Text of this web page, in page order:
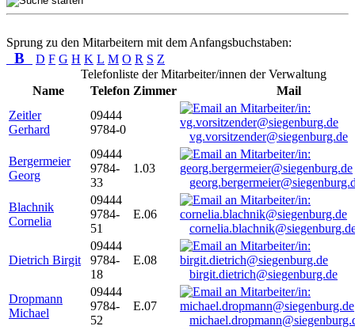
Sprung zu den Mitarbeitern mit dem Anfangsbuchstaben:
B D F G H K L M O R S Z
Telefonliste der Mitarbeiter/innen der Verwaltung
Name
Telefon Zimmer
Mail
Zeitler
Gerhard
09444
9784-0
vg.vorsitzender@siegenburg.de
Bergermeier
Georg
09444
9784-
33
1.03
Blachnik
Cornelia
09444
9784-
51
E.06
Dietrich Birgit
09444
9784-
18
E.08
birgit.dietrich@siegenburg.de
Dropmann
Michael
09444
9784-
52
E.07